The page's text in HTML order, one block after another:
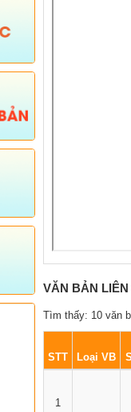
VĂN BẢN LIÊN
Tìm thấy: 10 văn
STT Loại VB
1